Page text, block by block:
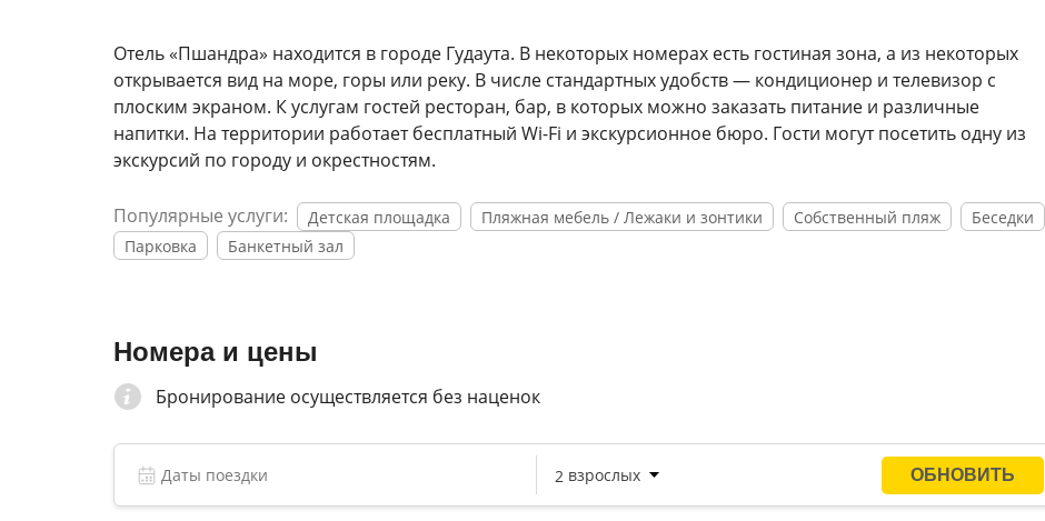
Отель «Пшандра» находится в городе Гудаута. В некоторых номерах есть гостиная зона, а из некоторых
открывается вид на море, горы или реку. В числе стандартных удобств — кондиционер и телевизор с
плоским экраном. К услугам гостей ресторан, бар, в которых можно заказать питание и различные
напитки. На территории работает бесплатный Wi-Fi и экскурсионное бюро. Гости могут посетить одну из
экскурсий по городу и окрестностям.
Популярные услуги: Детская площадка Пляжная мебель / Лежаки и зонтики Собственный пляж
Беседки
Парковка
Банкетный зал
Номера и цены
Бронирование осуществляется без наценок